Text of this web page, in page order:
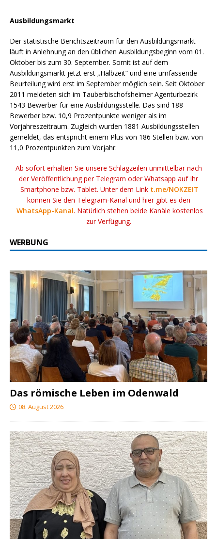
Ausbildungsmarkt
Der statistische Berichtszeitraum für den Ausbildungsmarkt
läuft in Anlehnung an den üblichen Ausbildungsbeginn vom 01.
Oktober bis zum 30. September. Somit ist auf dem
Ausbildungsmarkt jetzt erst „Halbzeit“ und eine umfassende
Beurteilung wird erst im September möglich sein. Seit Oktober
2011 meldeten sich im Tauberbischofsheimer Agenturbezirk
1543 Bewerber für eine Ausbildungsstelle. Das sind 188
Bewerber bzw. 10,9 Prozentpunkte weniger als im
Vorjahreszeitraum. Zugleich wurden 1881 Ausbildungsstellen
gemeldet, das entspricht einem Plus von 186 Stellen bzw. von
11,0 Prozentpunkten zum Vorjahr.
Ab sofort erhalten Sie unsere Schlagzeilen unmittelbar nach
der Veröffentlichung per Telegram oder Whatsapp auf Ihr
Smartphone bzw. Tablet. Unter dem Link t.me/NOKZEIT
können Sie den Telegram-Kanal und hier gibt es den
WhatsApp-Kanal. Natürlich stehen beide Kanäle kostenlos
zur Verfügung.
WERBUNG
Das römische Leben im Odenwald
08. August 2026